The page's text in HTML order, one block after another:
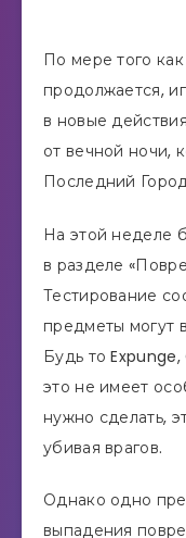
По мере того
продолжается,
в новые
от вечной ночи,
Последний
На этой неделе
в разделе
Тестирование
предметы могут
Будь то
это не имеет
нужно сделать,
убивая врагов.
Однако одно
выпадения